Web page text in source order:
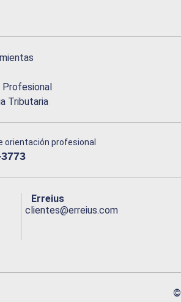
Profesional
Tributaria
orientación profesional
Erreius
clientes@erreius.com
©